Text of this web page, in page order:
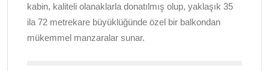
kabin, kaliteli olanaklarla donatılmış olup, yaklaşık 35
ila 72 metrekare büyüklüğünde özel bir balkondan
mükemmel manzaralar sunar.